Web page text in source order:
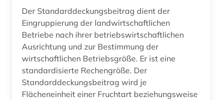
produktivität (1)
produzierendes gewerbe (1)
public health (1)
raumentwicklung (1)
reaktorunfall (1)
Der Standarddeckungsbeitrag dient der
Eingruppierung der landwirtschaftlichen
Betriebe nach ihrer betriebswirtschaftlichen
Ausrichtung und zur Bestimmung der
wirtschaftlichen Betriebsgröße. Er ist eine
standardisierte Rechengröße. Der
Standarddeckungsbeitrag wird je
Flächeneinheit einer Fruchtart beziehungsweise